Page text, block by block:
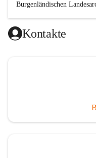
Burgenländischen
Dank gilt den Textautoren
Redaktionsteam, für die
gedankt werden, die
durch das Überlassen von
dieses Buches wesentlich
Der Zeitdruck war enorm,
Jubiläumsjahr abschließen
Ausführlichkeit behandelt
andere Fehler unterlief.
Kontakte